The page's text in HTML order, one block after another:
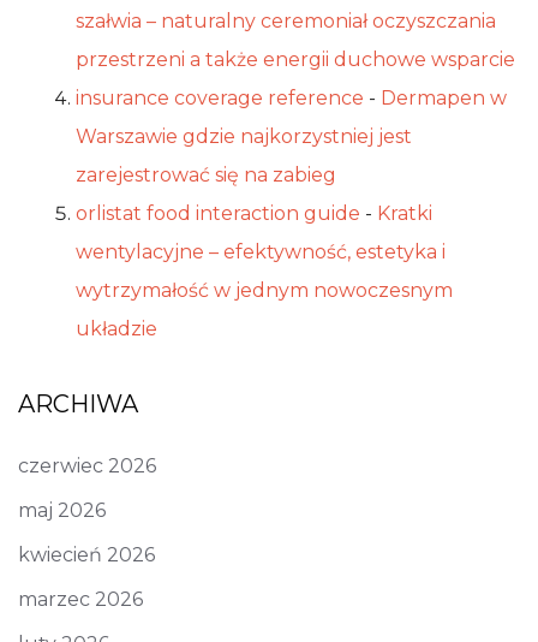
szałwia – naturalny ceremoniał oczyszczania
przestrzeni a także energii duchowe wsparcie
insurance coverage reference - Dermapen w
Warszawie gdzie najkorzystniej jest
zarejestrować się na zabieg
orlistat food interaction guide - Kratki
wentylacyjne – efektywność, estetyka i
wytrzymałość w jednym nowoczesnym
układzie
ARCHIWA
czerwiec 2026
maj 2026
kwiecień 2026
marzec 2026